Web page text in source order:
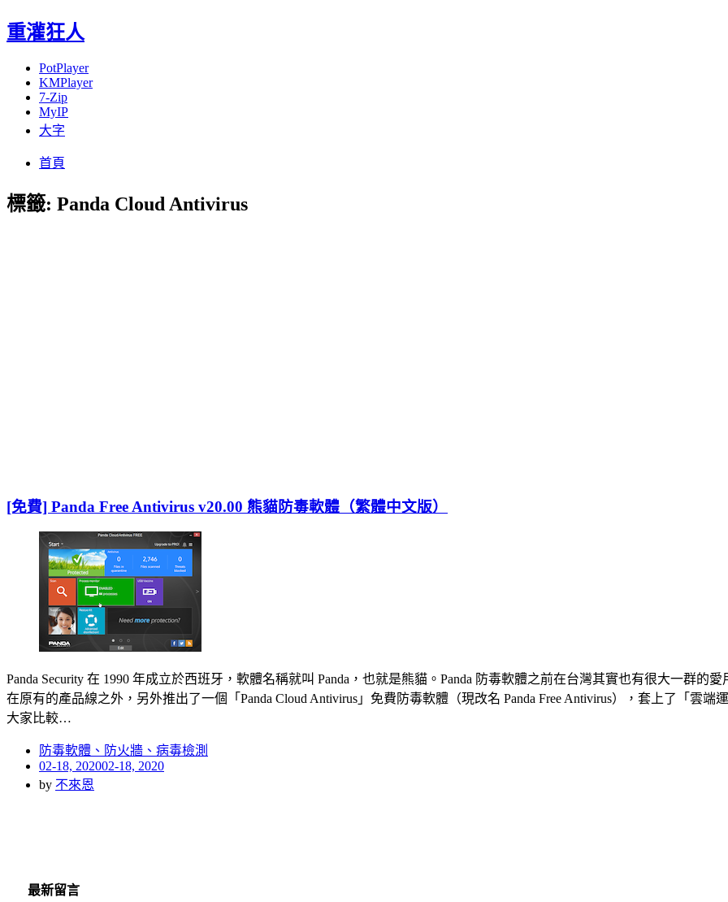
重灌狂人
PotPlayer
KMPlayer
7-Zip
MyIP
大字
首頁
標籤: Panda Cloud Antivirus
[免費] Panda Free Antivirus v20.00 熊貓防毒軟體（繁體中文版）
Panda Security 在 1990 年成立於西班牙，軟體名稱就叫 Panda，也就是熊貓。Panda 防毒軟體之前在台灣其實也有很大一群
在原有的產品線之外，另外推出了一個「Panda Cloud Antivirus」免費防毒軟體（現改名 Panda Free Antivirus），套上了「雲
大家比較…
防毒軟體、防火牆、病毒檢測
Posted
on
02-18, 202002-18, 2020
by 不來恩
最新留言